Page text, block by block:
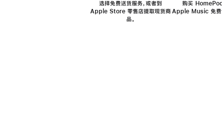
选择免费送货服务，或者到
Apple Store 零售店提取现货商
品。
购买
Apple Music 免费